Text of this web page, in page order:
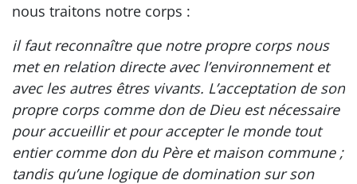
nous traitons notre corps :
il faut reconnaître que notre propre corps nous
met en relation directe avec l’environnement et
avec les autres êtres vivants. L’acceptation de son
propre corps comme don de Dieu est nécessaire
pour accueillir et pour accepter le monde tout
entier comme don du Père et maison commune ;
tandis qu’une logique de domination sur son